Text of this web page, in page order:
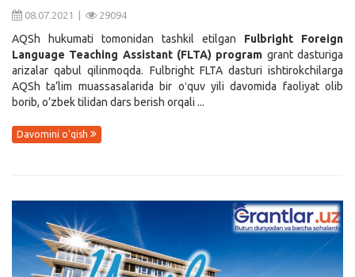
08.07.2021 | 29094
AQSh hukumati tomonidan tashkil etilgan Fulbright Foreign
Language Teaching Assistant (FLTA) program grant dasturiga
arizalar qabul qilinmoqda. Fulbright FLTA dasturi ishtirokchilarga
AQSh ta’lim muassasalarida bir oʻquv yili davomida faoliyat olib
borib, o’zbek tilidan dars berish orqali ...
Davomini o'qish